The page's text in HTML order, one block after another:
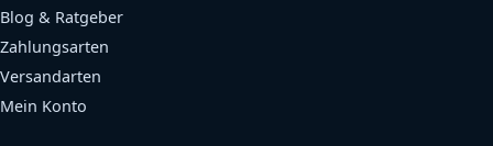
Blog & Ratgeber
Zahlungsarten
Versandarten
Mein Konto